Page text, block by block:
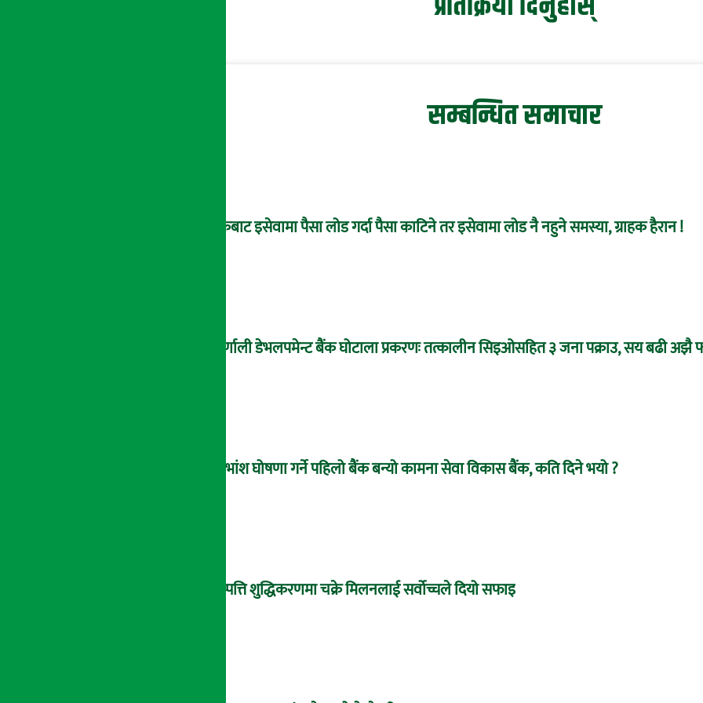
सम्बन्धित समाचार
बैंकबाट इसेवामा पैसा लोड गर्दा पैसा काटिने तर इसेवामा लोड नै नहुने समस्या, ग्राहक हैरान !
कर्णाली डेभलपमेन्ट बैंक घोटाला प्रकरणः तत्कालीन सिइओसहित ३ जना पक्राउ, सय बढी अझै
लाभांश घोषणा गर्ने पहिलो बैंक बन्यो कामना सेवा विकास बैंक, कति दिने भयो ?
सम्पत्ति शुद्धिकरणमा चक्रे मिलनलाई सर्वोच्चले दियो सफाइ